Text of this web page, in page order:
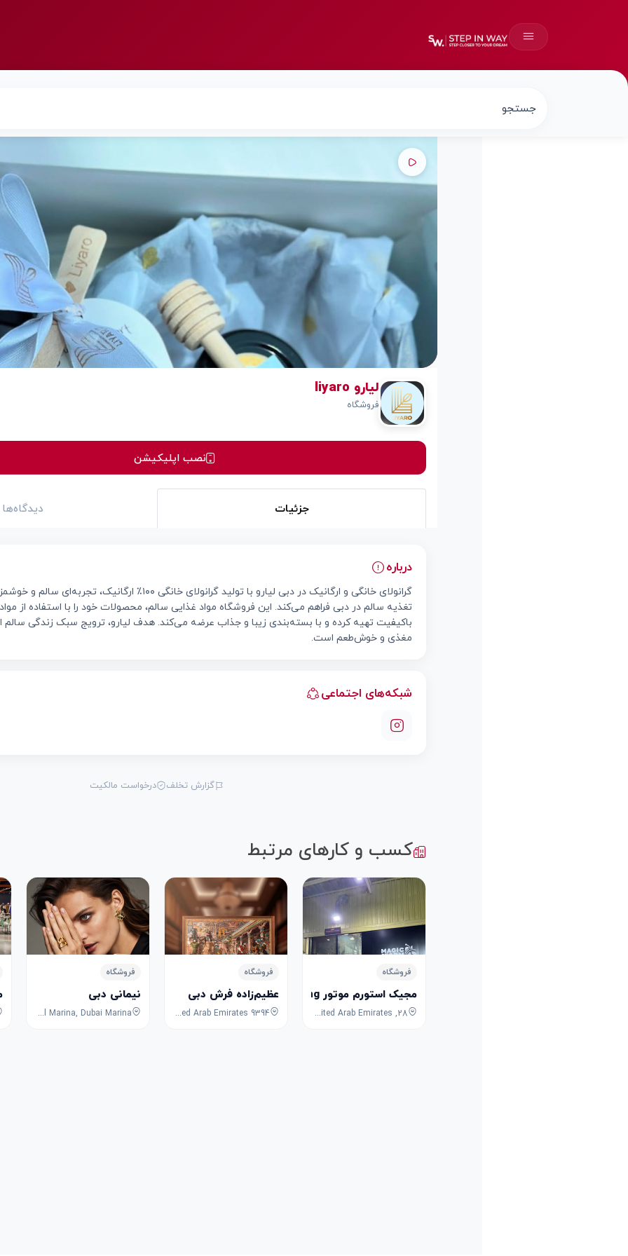
لیارو liyaro
فروشگاه
نصب اپلیکیشن
جزئیات دیدگاه‌ها
درباره
گرانولای خانگی و ارگانیک در دبی لیارو با تولید گرانولای خانگی ۱۰۰٪
تغذیه سالم در دبی فراهم می‌کند. این فروشگاه مواد غذایی سالم، محصولات خود را با استفاده از
باکیفیت تهیه کرده و با بسته‌بندی زیبا و جذاب عرضه می‌کند. هدف لیارو، ترویج سبک زندگی سالم
مغذی و خوش‌طعم است.
شبکه‌های اجتماعی
گزارش تخلف درخواست مالکیت
کسب و کارهای مرتبط
فروشگاه
مجیک استورم موتور Magic Storm Motorcycles Trading
28, 7B Street, Umm Ramool, Dubai, Dubai, United Arab Emirates
فروشگاه
عظیم‌زاده فرش دبی
9394 Avenue, 1st Street, Dubai, Dubai, United Arab Emirates
فروشگاه
نیمانی دبی
JW Marriott Hotel Marina, Dubai Marina